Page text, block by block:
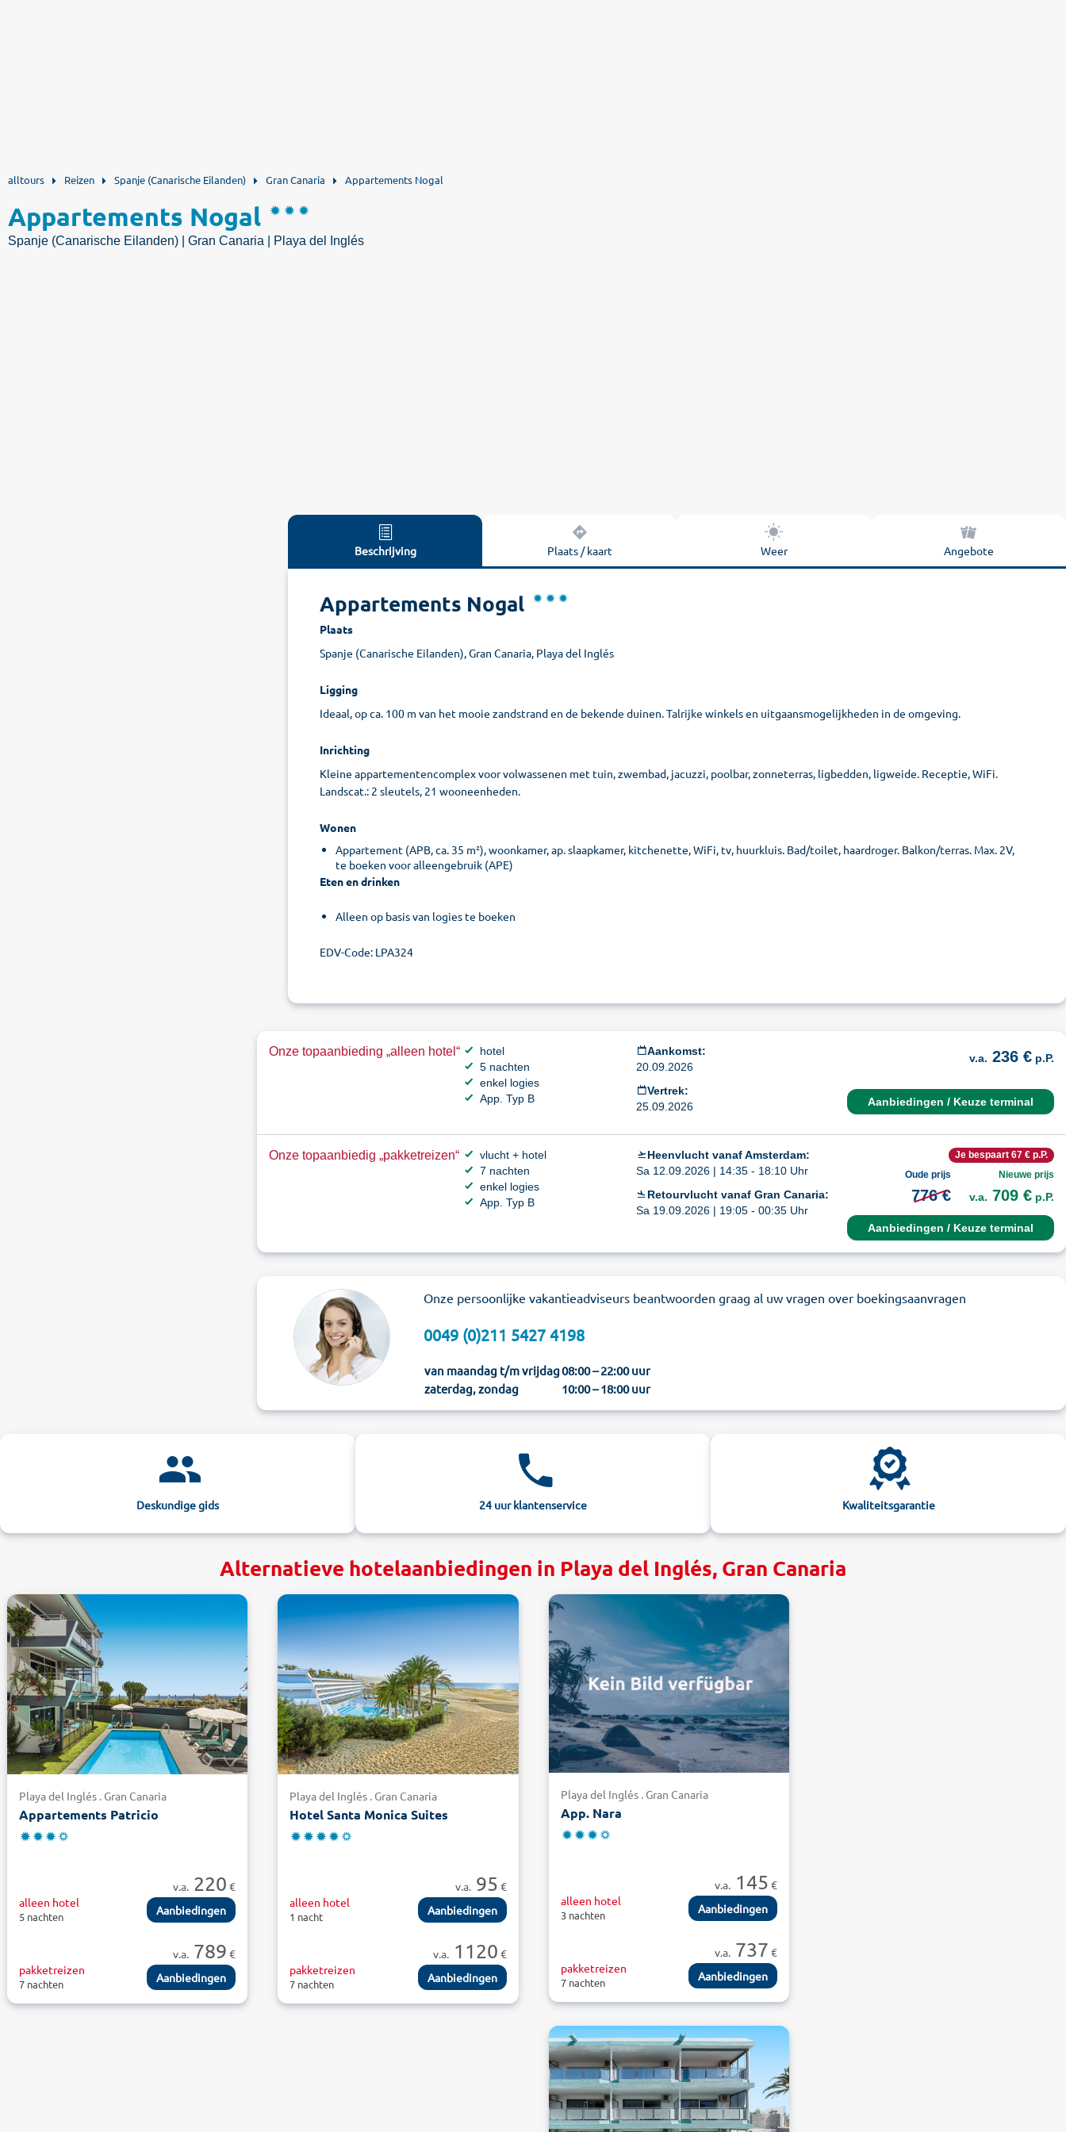
alltours Reizen Spanje (Canarische Eilanden) Gran Canaria Appartements Nogal
Appartements Nogal
Spanje (Canarische Eilanden) | Gran Canaria | Playa del Inglés
Beschrijving Plaats / kaart Weer Angebote
Appartements Nogal
Plaats
Spanje (Canarische Eilanden), Gran Canaria, Playa del Inglés
Ligging
Ideaal, op ca. 100 m van het mooie zandstrand en de bekende duinen. Talrijke winkels en uitgaansmogelijkheden in de omgeving.
Inrichting
Kleine appartementencomplex voor volwassenen met tuin, zwembad, jacuzzi, poolbar, zonneterras, ligbedden, ligweide. Receptie, WiFi.
Landscat.: 2 sleutels, 21 wooneenheden.
Wonen
Appartement (APB, ca. 35 m²), woonkamer, ap. slaapkamer, kitchenette, WiFi, tv, huurkluis. Bad/toilet, haardroger. Balkon/terras. Max. 2V,
te boeken voor alleengebruik (APE)
Eten en drinken
Alleen op basis van logies te boeken
EDV-Code: LPA324
Onze topaanbieding „alleen hotel“
hotel
5 nachten
enkel logies
App. Typ B
Aankomst:
20.09.2026
Vertrek:
25.09.2026
v.a. 236 € p.P.
Aanbiedingen / Keuze terminal
Onze topaanbiedig „pakketreizen“
vlucht + hotel
7 nachten
enkel logies
App. Typ B
Heenvlucht vanaf Amsterdam:
Sa 12.09.2026 | 14:35 - 18:10 Uhr
Retourvlucht vanaf Gran Canaria:
Sa 19.09.2026 | 19:05 - 00:35 Uhr
Je bespaart 67 € p.P.
Oude prijs
776 €
Nieuwe prijs
v.a. 709 € p.P.
Aanbiedingen / Keuze terminal
Onze persoonlijke vakantieadviseurs beantwoorden graag al uw vragen over boekingsaanvragen
0049 (0)211 5427 4198
van maandag t/m vrijdag08:00 – 22:00 uur
zaterdag, zondag
10:00 – 18:00 uur
Deskundige gids 24 uur klantenservice Kwaliteitsgarantie
Alternatieve hotelaanbiedingen in Playa del Inglés, Gran Canaria
Playa del Inglés . Gran Canaria
Appartements Patricio
v.a. 220 €
alleen hotel
5 nachten Aanbiedingen
v.a. 789 €
pakketreizen
7 nachten Aanbiedingen
Playa del Inglés . Gran Canaria
Hotel Santa Monica Suites
v.a.95 €
alleen hotel
1 nacht Aanbiedingen
v.a.1120 €
pakketreizen
7 nachten Aanbiedingen
Playa del Inglés . Gran Canaria
App. Nara
v.a. 145 €
alleen hotel
3 nachten Aanbiedingen
v.a. 737 €
pakketreizen
7 nachten Aanbiedingen